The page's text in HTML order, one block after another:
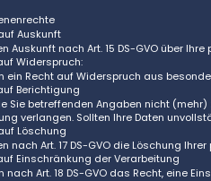
Auskunft
Auskunft nach Art. 15 DS-GVO über
Widerspruch:
ein Recht auf Widerspruch aus
Berichtigung
Sie betreffenden Angaben nicht (mehr)
verlangen. Sollten Ihre Daten
Löschung
nach Art. 17 DS-GVO die Löschung
Einschränkung der Verarbeitung
nach Art. 18 DS-GVO das Recht, eine